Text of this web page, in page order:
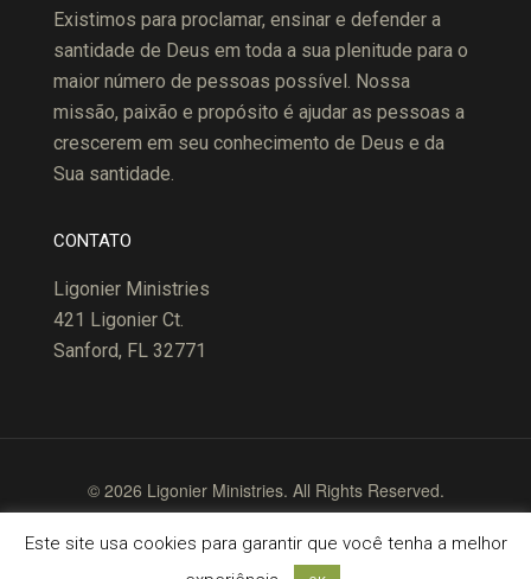
Existimos para proclamar, ensinar e defender a
santidade de Deus em toda a sua plenitude para o
maior número de pessoas possível. Nossa
missão, paixão e propósito é ajudar as pessoas a
crescerem em seu conhecimento de Deus e da
Sua santidade.
CONTATO
Ligonier Ministries
421 Ligonier Ct.
Sanford, FL 32771
© 2026 Ligonier Ministries. All Rights Reserved.
Terms of Use
Copyright Policy Privacy Policy
Este site usa cookies para garantir que você tenha a melhor